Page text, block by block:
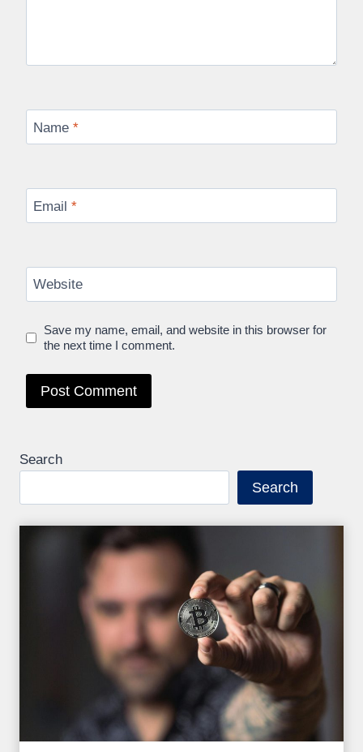
Name *
Email *
Website
Save my name, email, and website in this browser for
the next time I comment.
Search
Search